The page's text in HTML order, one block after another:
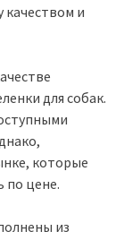
и
для собак.
которые
по цене.
из